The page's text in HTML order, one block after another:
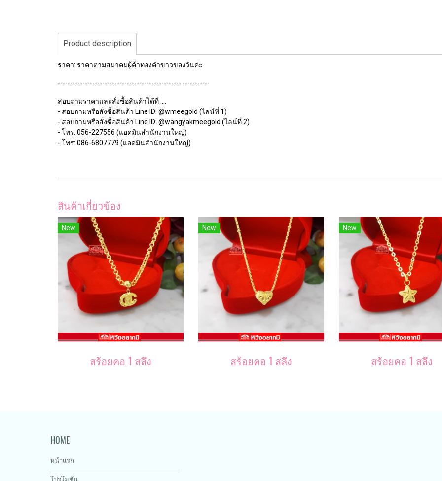
Product description
ราคา: ราคาตามสมาคมผู้ค้าทองคำขาวของวันค่ะ
-------------------------------------------------- -----------
สอบถามราคาและสั่งซื้อสินค้าได้ที่ ....
- สอบถามหรือสั่งซื้อสินค้า Line ID: @wmeegold (ไลน์ที่ 1)
- สอบถามหรือสั่งซื้อสินค้า Line ID: @wangyakmeegold (ไลน์ที่ 2)
- โทร: 056-227556 (แอดมินสำนักงานใหญ่)
- โทร: 086-6807779 (แอดมินสำนักงานใหญ่)
สินค้าเกี่ยวข้อง
New
สร้อยคอ 1 สลึง
New
สร้อยคอ 1 สลึง
New
สร้อยคอ 1 สลึง
HOME
หน้าแรก
โปรโมชั่น